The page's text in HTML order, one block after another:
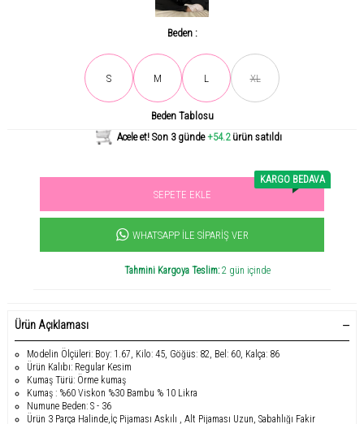
Beden :
S M L XL
Beden Tablosu
Son gün içerisinde 998 kişi tarafından incelendi!
Acele et! Son 3 günde+54.2 ürün satıldı
Sevilen ürün! 11.3B kişi favoriledi!
SEPETE EKLE
KARGO BEDAVA
WHATSAPP İLE SIPARIŞ VER
Tahmini Kargoya Teslim:2 gün içinde
Ürün Açıklaması
Modelin Ölçüleri: Boy: 1.67, Kilo: 45, Göğüs: 82, Bel: 60, Kalça: 86
Ürün Kalıbı: Regular Kesim
Kumaş Türü: Örme kumaş
Kumaş : %60 Viskon %30 Bambu % 10 Likra
Numune Beden: S - 36
Ürün 3 Parça Halinde,İç Pijaması Askılı , Alt Pijaması Uzun, Sabahlığı Fakir